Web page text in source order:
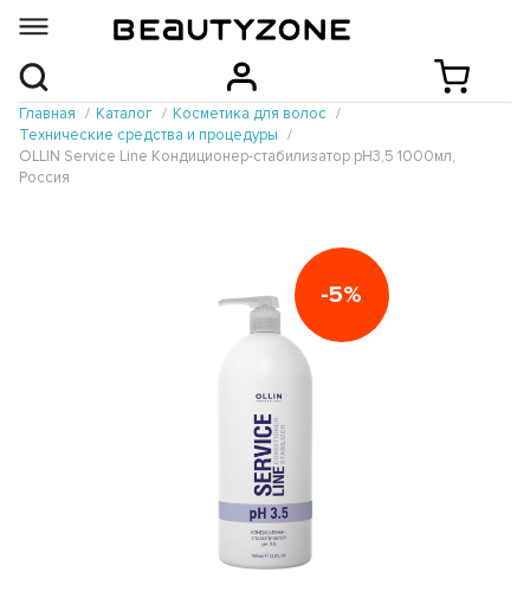
Главная Каталог
Косметика для волос
Технические средства и процедуры
OLLIN Service Line Кондиционер-стабилизатор рН3,5 1000мл,
Россия
-5%